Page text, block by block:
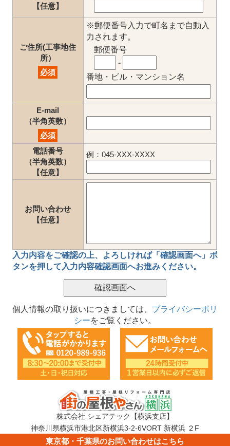
【任意】
ご住所(工事地住
所）
必須
※郵便番号入力で町名まで自動入
力されます。
郵便番号
-
番地・ビル・マンション名
E-mail
（半角英数）
必須
電話番号
（半角英数）
【任意】
例：045-XXX-XXXX
お問い合わせ
【任意】
入力内容をご確認の上、
よろしければ「確認画面へ」ボ
タンを押して 入力内容確認画面へお進みください。
個人情報の取り扱いにつきましては、 プライバシーポリ
シーをご覧ください。
東京都・千葉県のお問い合わせはこちら
株式会社 シェアテック【横浜支店】
神奈川県横浜市港北区新横浜3-2-6VORT 新横浜 ２F
TEL：0120-989-936